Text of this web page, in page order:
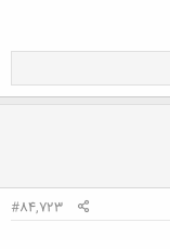
#84,723